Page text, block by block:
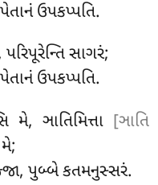
ઉપકપ્પતિ.
પરિપૂરેન્તિ સાગરં;
ઉપકપ્પતિ.
મે, ઞાતિમિત્તા [ઞાતિ
પુબ્બે કતમનુસ્સરં.